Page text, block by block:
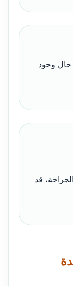
حال وجود
قد